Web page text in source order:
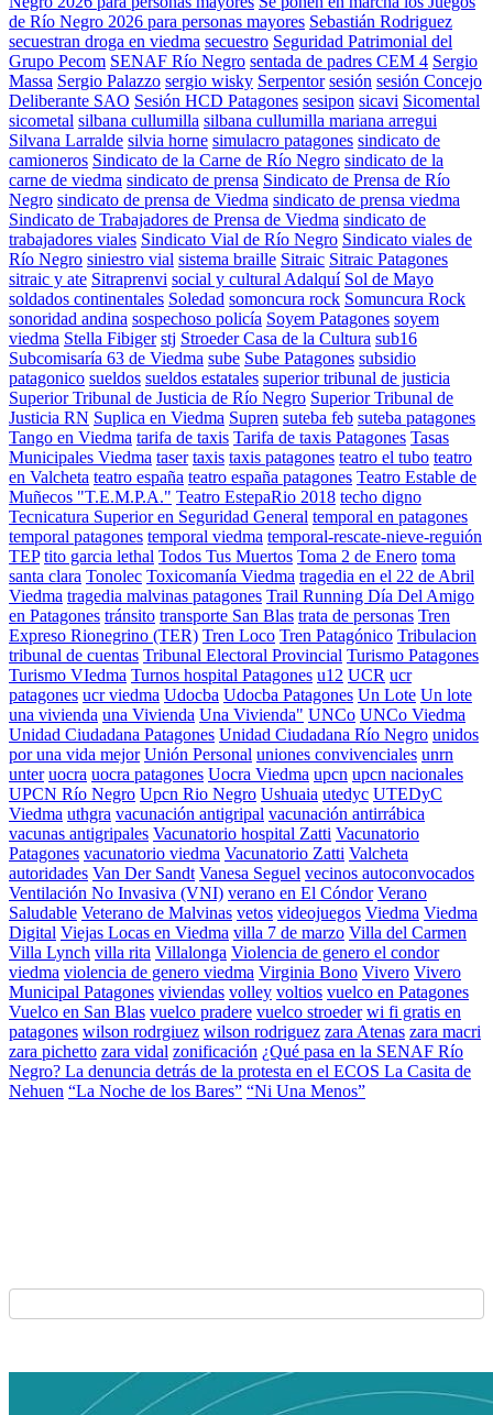
de Río Negro 2026 para personas mayores Sebastián Rodriguez
secuestran droga en viedma secuestro Seguridad Patrimonial del
Grupo Pecom SENAF Río Negro sentada de padres CEM 4 Sergio
Massa Sergio Palazzo sergio wisky Serpentor sesión sesión Concejo
Deliberante SAO Sesión HCD Patagones sesipon sicavi Sicomental
sicometal silbana cullumilla silbana cullumilla mariana arregui
Silvana Larralde silvia horne simulacro patagones sindicato de
camioneros Sindicato de la Carne de Río Negro sindicato de la
carne de viedma sindicato de prensa Sindicato de Prensa de Río
Negro sindicato de prensa de Viedma sindicato de prensa viedma
Sindicato de Trabajadores de Prensa de Viedma sindicato de
trabajadores viales Sindicato Vial de Río Negro Sindicato viales de
Río Negro siniestro vial sistema braille Sitraic Sitraic Patagones
sitraic y ate Sitraprenvi social y cultural Adalquí Sol de Mayo
soldados continentales Soledad somoncura rock Somuncura Rock
sonoridad andina sospechoso policía Soyem Patagones soyem
viedma Stella Fibiger stj Stroeder Casa de la Cultura sub16
Subcomisaría 63 de Viedma sube Sube Patagones subsidio
patagonico sueldos sueldos estatales superior tribunal de justicia
Superior Tribunal de Justicia de Río Negro Superior Tribunal de
Justicia RN Suplica en Viedma Supren suteba feb suteba patagones
Tango en Viedma tarifa de taxis Tarifa de taxis Patagones Tasas
Municipales Viedma taser taxis taxis patagones teatro el tubo teatro
en Valcheta teatro españa teatro españa patagones Teatro Estable de
Muñecos "T.E.M.P.A." Teatro EstepaRio 2018 techo digno
Tecnicatura Superior en Seguridad General temporal en patagones
temporal patagones temporal viedma temporal-rescate-nieve-reguión
TEP tito garcia lethal Todos Tus Muertos Toma 2 de Enero toma
santa clara Tonolec Toxicomanía Viedma tragedia en el 22 de Abril
Viedma tragedia malvinas patagones Trail Running Día Del Amigo
en Patagones tránsito transporte San Blas trata de personas Tren
Expreso Rionegrino (TER) Tren Loco Tren Patagónico Tribulacion
tribunal de cuentas Tribunal Electoral Provincial Turismo Patagones
Turismo VIedma Turnos hospital Patagones u12 UCR ucr
patagones ucr viedma Udocba Udocba Patagones Un Lote Un lote
una vivienda una Vivienda Una Vivienda" UNCo UNCo Viedma
Unidad Ciudadana Patagones Unidad Ciudadana Río Negro unidos
por una vida mejor Unión Personal uniones convivenciales unrn
unter uocra uocra patagones Uocra Viedma upcn upcn nacionales
UPCN Río Negro Upcn Rio Negro Ushuaia utedyc UTEDyC
Viedma uthgra vacunación antigripal vacunación antirrábica
vacunas antigripales Vacunatorio hospital Zatti Vacunatorio
Patagones vacunatorio viedma Vacunatorio Zatti Valcheta
autoridades Van Der Sandt Vanesa Seguel vecinos autoconvocados
Ventilación No Invasiva (VNI) verano en El Cóndor Verano
Saludable Veterano de Malvinas vetos videojuegos Viedma Viedma
Digital Viejas Locas en Viedma villa 7 de marzo Villa del Carmen
Villa Lynch villa rita Villalonga Violencia de genero el condor
viedma violencia de genero viedma Virginia Bono Vivero Vivero
Municipal Patagones viviendas volley voltios vuelco en Patagones
Vuelco en San Blas vuelco pradere vuelco stroeder wi fi gratis en
patagones wilson rodrgiuez wilson rodriguez zara Atenas zara macri
zara pichetto zara vidal zonificación ¿Qué pasa en la SENAF Río
Negro? La denuncia detrás de la protesta en el ECOS La Casita de
Nehuen “La Noche de los Bares” “Ni Una Menos”